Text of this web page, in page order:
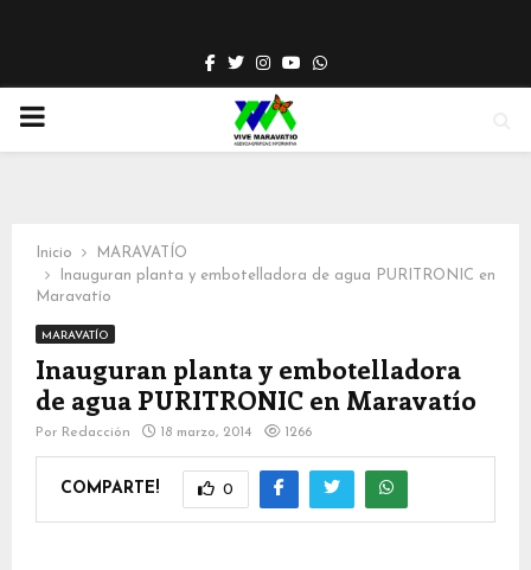
Facebook
TwitterInstagram
YoutubeWhatsapp
PRIMARY
Inicio
MARAVATÍO
Inauguran planta y embotelladora de agua PURITRONIC en
Maravatío
MARAVATÍO
Inauguran planta y embotelladora
de agua PURITRONIC en Maravatío
Por Redacción 18 marzo, 2014 1266
COMPARTE! 0